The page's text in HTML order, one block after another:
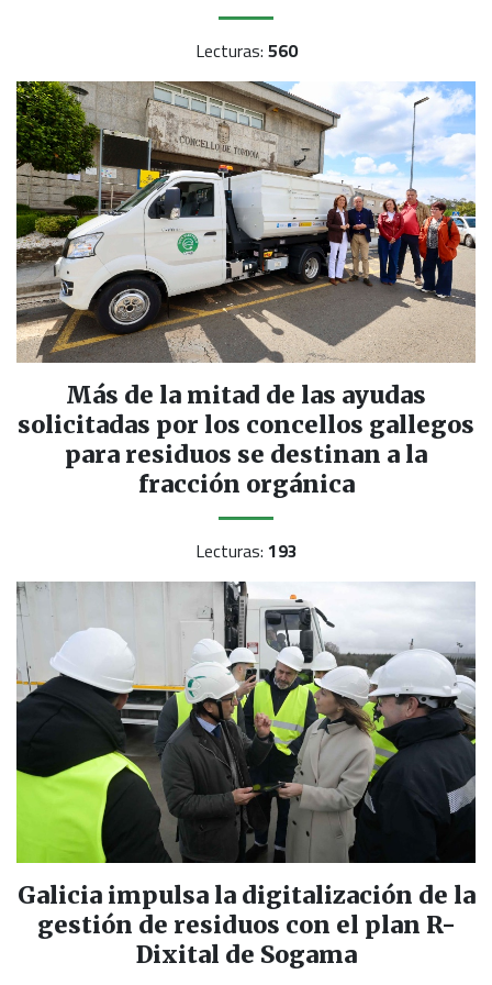
Lecturas: 560
Más de la mitad de las ayudas
solicitadas por los concellos gallegos
para residuos se destinan a la
fracción orgánica
Lecturas: 193
Galicia impulsa la digitalización de la
gestión de residuos con el plan R-
Dixital de Sogama